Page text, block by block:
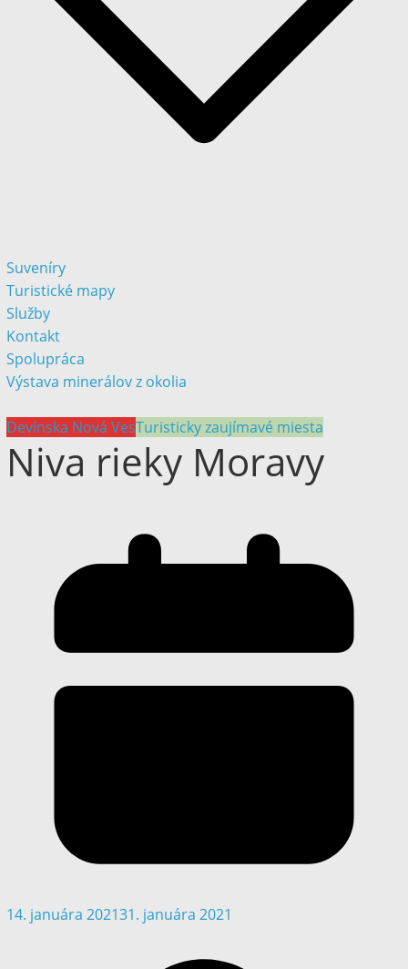
Suveníry
Turistické mapy
Služby
Kontakt
Spolupráca
Výstava minerálov z okolia
Devínska Nová VesTuristicky zaujímavé miesta
Niva rieky Moravy
14. januára 202131. januára 2021